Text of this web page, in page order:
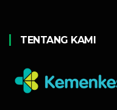
TENTANG KAMI